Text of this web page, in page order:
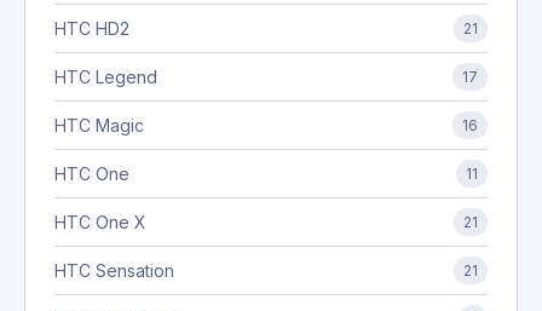
HTC HD2 21
HTC Legend 17
HTC Magic 16
HTC One 11
HTC One X 21
HTC Sensation 21